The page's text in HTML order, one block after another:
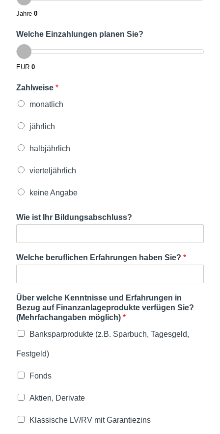
Jahre0
Welche Einzahlungen planen Sie?
EUR0
Zahlweise*
monatlich
jährlich
halbjährlich
vierteljährlich
keine Angabe
Wie ist Ihr Bildungsabschluss?
Welche beruflichen Erfahrungen haben Sie?*
Über welche Kenntnisse und Erfahrungen in
Bezug auf Finanzanlageprodukte verfügen Sie?
(Mehrfachangaben möglich)*
Banksparprodukte (z.B. Sparbuch, Tagesgeld,
Festgeld)
Fonds
Aktien, Derivate
Klassische LV/RV mit Garantiezins